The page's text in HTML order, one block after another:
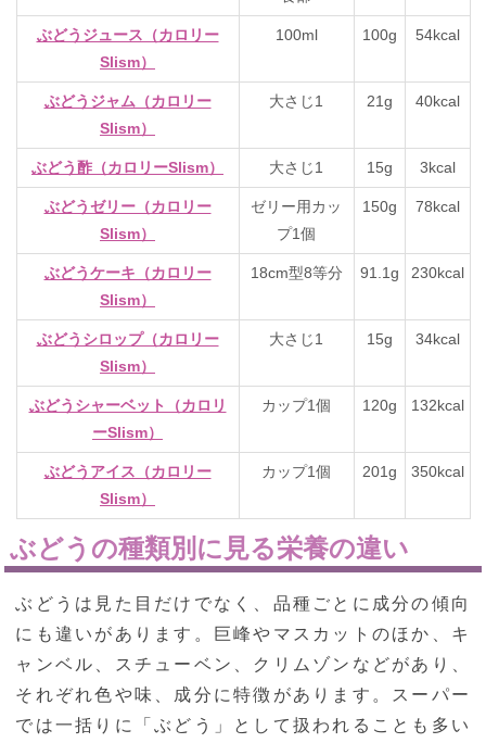
ぶどうジュース（カロリー
Slism）
100ml 100g 54kcal
ぶどうジャム（カロリー
Slism）
大さじ1 21g 40kcal
ぶどう酢（カロリーSlism） 大さじ1 15g 3kcal
ぶどうゼリー（カロリー
Slism）
ゼリー用カッ
プ1個
150g 78kcal
ぶどうケーキ（カロリー
Slism）
18cm型8等分 91.1g 230kcal
ぶどうシロップ（カロリー
Slism）
大さじ1 15g 34kcal
ぶどうシャーベット（カロリ
ーSlism）
カップ1個 120g 132kcal
ぶどうアイス（カロリー
Slism）
カップ1個 201g 350kcal
ぶどうの種類別に見る栄養の違い
ぶどうは見た目だけでなく、品種ごとに成分の傾向
にも違いがあります。巨峰やマスカットのほか、キ
ャンベル、スチューベン、クリムゾンなどがあり、
それぞれ色や味、成分に特徴があります。スーパー
では一括りに「ぶどう」として扱われることも多い